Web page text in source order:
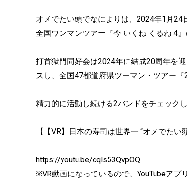
オメでたい頭でなによりは、2024年1月24
全国ワンマンツアー『今 いくね くるね 4』
打首獄門同好会は2024年に結成20周年を
スし、全国47都道府県ツーマン・ツアー『
精力的に活動し続ける2バンドをチェックし
【【VR】日本の寿司は世界一 “オメでたい
https://youtu.be/cqls53QvpOQ
※VR動画になっているので、YouTubeアプ